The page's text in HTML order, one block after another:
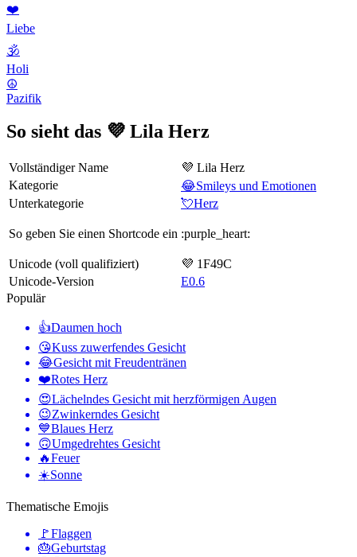
❤️
Liebe
🕉
Holi
☮️
Pazifik
So sieht das 💜 Lila Herz
Vollständiger Name
💜 Lila Herz
Kategorie
😂Smileys und Emotionen
Unterkategorie
💘Herz
So geben Sie einen Shortcode ein :purple_heart:
Unicode (voll qualifiziert)
💜 1F49C
Unicode-Version
E0.6
Populär
👍Daumen hoch
😘Kuss zuwerfendes Gesicht
😂Gesicht mit Freudentränen
❤️Rotes Herz
😍Lächelndes Gesicht mit herzförmigen Augen
😉Zwinkerndes Gesicht
💙Blaues Herz
🙃Umgedrehtes Gesicht
🔥Feuer
☀️Sonne
Thematische Emojis
🚩Flaggen
🎂Geburtstag